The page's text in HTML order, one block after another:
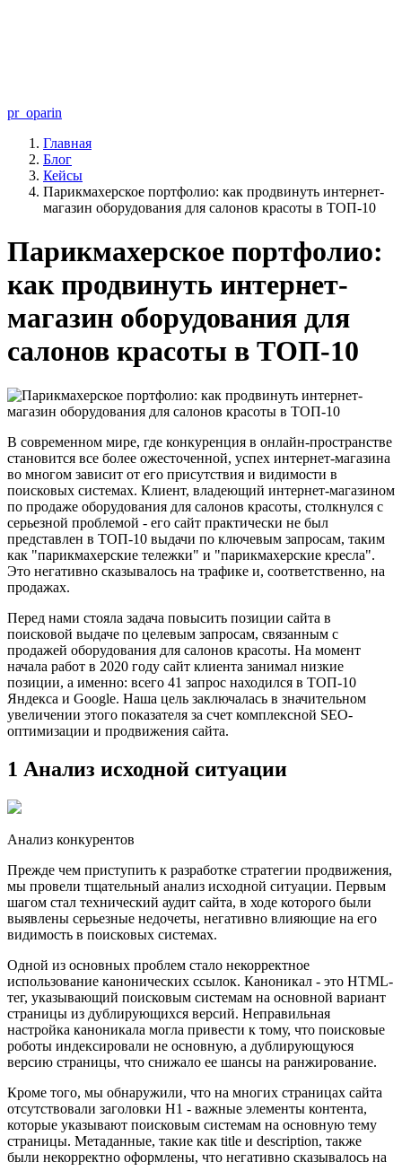
pr_oparin
Главная
Блог
Кейсы
Парикмахерское портфолио: как продвинуть интернет-
магазин оборудования для салонов красоты в ТОП-10
Парикмахерское портфолио:
как продвинуть интернет-
магазин оборудования для
салонов красоты в ТОП-10
В современном мире, где конкуренция в онлайн-пространстве
становится все более ожесточенной, успех интернет-магазина
во многом зависит от его присутствия и видимости в
поисковых системах. Клиент, владеющий интернет-магазином
по продаже оборудования для салонов красоты, столкнулся с
серьезной проблемой - его сайт практически не был
представлен в ТОП-10 выдачи по ключевым запросам, таким
как "парикмахерские тележки" и "парикмахерские кресла".
Это негативно сказывалось на трафике и, соответственно, на
продажах.
Перед нами стояла задача повысить позиции сайта в
поисковой выдаче по целевым запросам, связанным с
продажей оборудования для салонов красоты. На момент
начала работ в 2020 году сайт клиента занимал низкие
позиции, а именно: всего 41 запрос находился в ТОП-10
Яндекса и Google. Наша цель заключалась в значительном
увеличении этого показателя за счет комплексной SEO-
оптимизации и продвижения сайта.
1 Анализ исходной ситуации
Анализ конкурентов
Прежде чем приступить к разработке стратегии продвижения,
мы провели тщательный анализ исходной ситуации. Первым
шагом стал технический аудит сайта, в ходе которого были
выявлены серьезные недочеты, негативно влияющие на его
видимость в поисковых системах.
Одной из основных проблем стало некорректное
использование канонических ссылок. Каноникал - это HTML-
тег, указывающий поисковым системам на основной вариант
страницы из дублирующихся версий. Неправильная
настройка каноникала могла привести к тому, что поисковые
роботы индексировали не основную, а дублирующуюся
версию страницы, что снижало ее шансы на ранжирование.
Кроме того, мы обнаружили, что на многих страницах сайта
отсутствовали заголовки H1 - важные элементы контента,
которые указывают поисковым системам на основную тему
страницы. Метаданные, такие как title и description, также
были некорректно оформлены, что негативно сказывалось на